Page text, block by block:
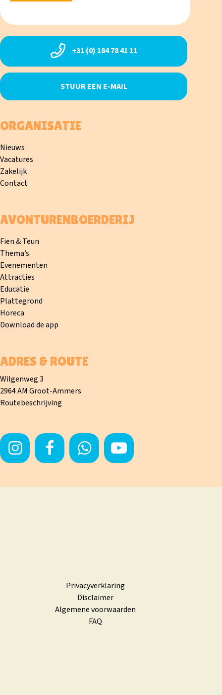
+31 (0) 184 78 41 11
STUUR EEN E-MAIL
ORGANISATIE
Nieuws
Vacatures
Zakelijk
Contact
AVONTURENBOERDERIJ
Fien & Teun
Thema’s
Evenementen
Attracties
Educatie
Plattegrond
Horeca
Download de app
ADRES & ROUTE
Wilgenweg 3
2964 AM Groot-Ammers
Routebeschrijving
Privacyverklaring
Disclaimer
Algemene voorwaarden
FAQ